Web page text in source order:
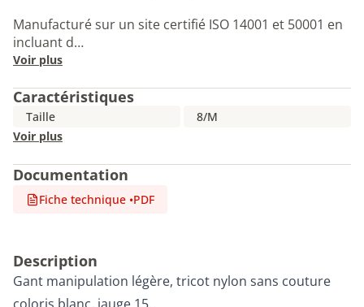
Manufacturé sur un site certifié ISO 14001 et 50001 en
incluant d…
Voir plus
Caractéristiques
Taille
8/M
Voir plus
Documentation
Fiche technique •PDF
Description
Gant manipulation légère, tricot nylon sans couture